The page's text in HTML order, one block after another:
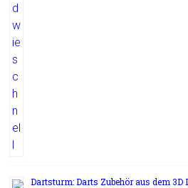
Dartsturm: Darts Zubehör aus dem 3D